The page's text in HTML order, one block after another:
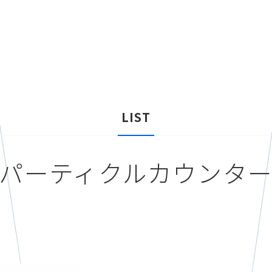
LIST
ーティクルカウンタ